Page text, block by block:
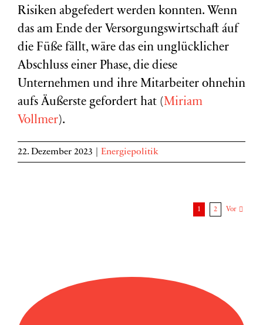
Risiken abgefedert werden konnten. Wenn
das am Ende der Versorgungswirtschaft áuf
die Füße fällt, wäre das ein unglücklicher
Abschluss einer Phase, die diese
Unternehmen und ihre Mitarbeiter ohnehin
aufs Äußerste gefordert hat (Miriam
Vollmer).
22. Dezember 2023 Energiepolitik
1 2 Vor